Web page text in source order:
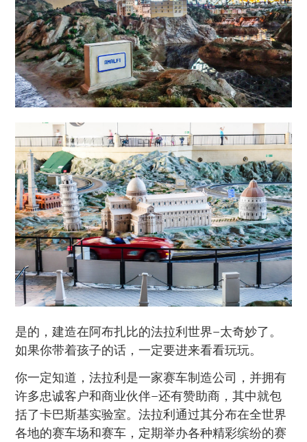
是的，建造在阿布扎比的法拉利世界–太奇妙了。
如果你带着孩子的话，一定要进来看看玩玩。
你一定知道，法拉利是一家赛车制造公司，并拥有
许多忠诚客户和商业伙伴–还有赞助商，其中就包
括了卡巴斯基实验室。法拉利通过其分布在全世界
各地的赛车场和赛车，定期举办各种精彩缤纷的赛